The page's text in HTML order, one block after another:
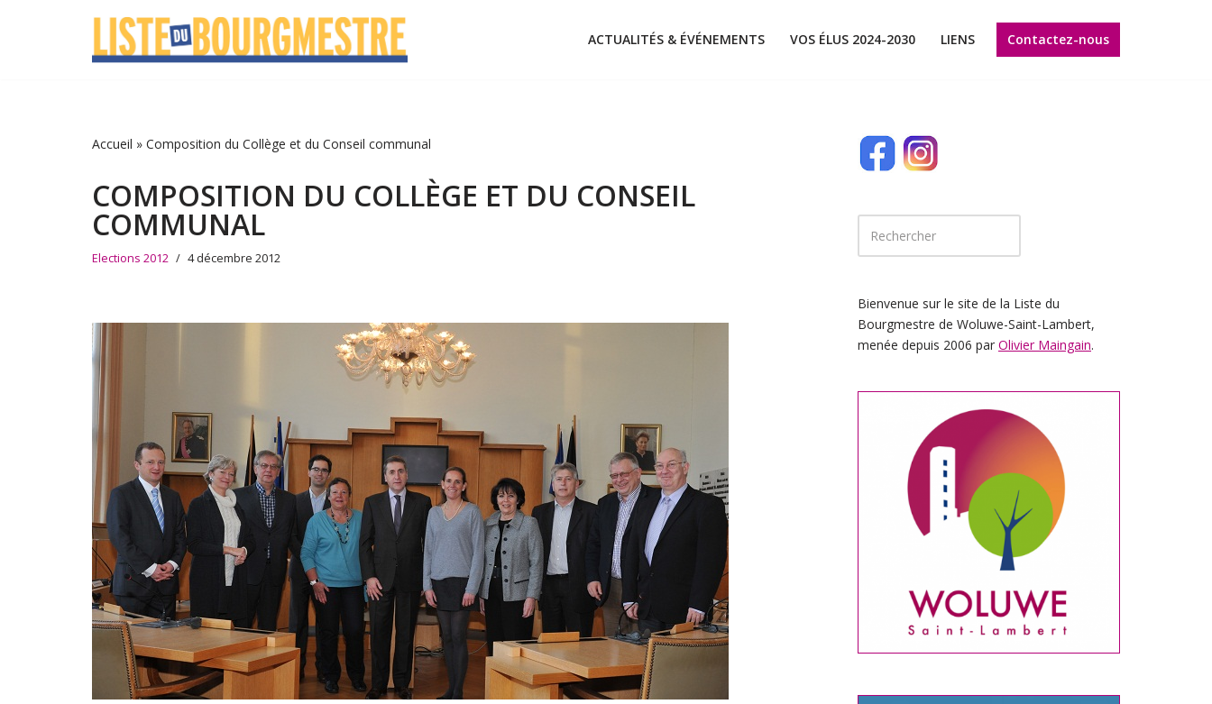
ACTUALITÉS & ÉVÉNEMENTS VOS ÉLUS 2024-2030 LIENS Contactez-nous
Accueil » Composition du Collège et du Conseil communal
COMPOSITION DU COLLÈGE ET DU CONSEIL
COMMUNAL
Elections 2012 4 décembre 2012
Bienvenue sur le site de la Liste du
Bourgmestre de Woluwe-Saint-Lambert,
menée depuis 2006 par Olivier Maingain.